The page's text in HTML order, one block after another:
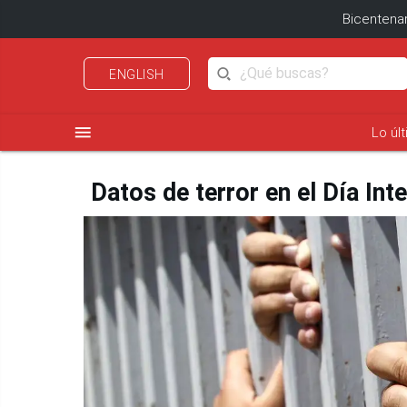
ENGLISH
menu Lo
Datos de terror en el Día